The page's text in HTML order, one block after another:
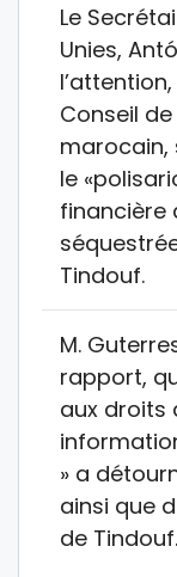
Le
Unies,
Conseil
marocain,
le
financière
Tindouf.
M.
rapport,
aux droits
» a
ainsi que
de Tindouf.